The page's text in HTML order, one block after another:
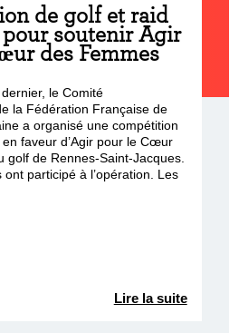
de golf et raid
soutenir Agir
des Femmes
le Comité
la Fédération Française de
a organisé une compétition
faveur d’Agir pour le Cœur
golf de Rennes-Saint-Jacques.
participé à l’opération. Les
Lire la suite